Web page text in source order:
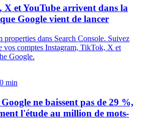
et YouTube arrivent dans la
Google vient de lancer
properties dans Search Console. Suivez
vos comptes Instagram, TikTok, X et
Google.
min
ne baissent pas de 29 %,
l'étude au million de mots-